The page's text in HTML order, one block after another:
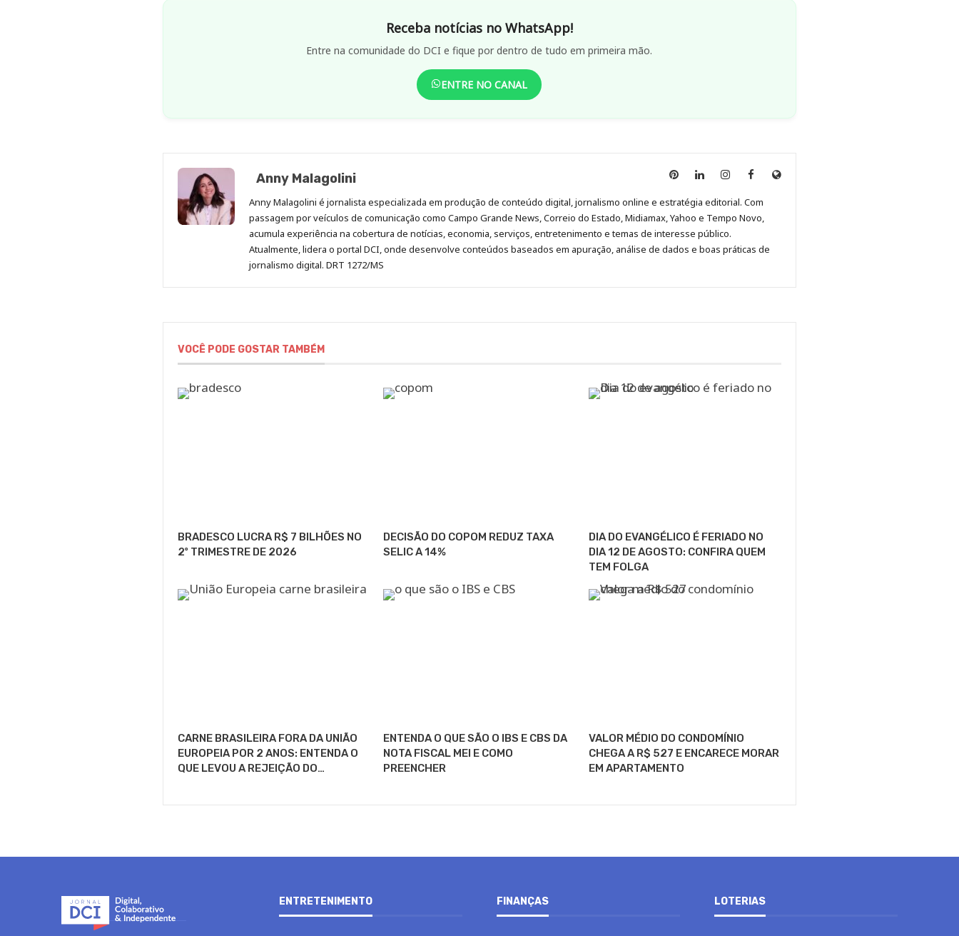
Receba notícias no WhatsApp!
Entre na comunidade do DCI e fique por dentro de tudo em primeira mão.
ENTRE NO CANAL
Anny Malagolini
Anny
no
Pinterest
Anny
no
LinkedIn
Anny
no
Instagram
Anny
no
Facebook
Site
Anny Malagolini é jornalista especializada em produção de conteúdo digital, jornalismo online e estratégia editorial. Com
passagem por veículos de comunicação como Campo Grande News, Correio do Estado, Midiamax, Yahoo e Tempo Novo,
acumula experiência na cobertura de notícias, economia, serviços, entretenimento e temas de interesse público.
Atualmente, lidera o portal DCI, onde desenvolve conteúdos baseados em apuração, análise de dados e boas práticas de
jornalismo digital. DRT 1272/MS
VOCÊ PODE GOSTAR TAMBÉM
BRADESCO LUCRA R$ 7 BILHÕES NO
2º TRIMESTRE DE 2026
DECISÃO DO COPOM REDUZ TAXA
SELIC A 14%
DIA DO EVANGÉLICO É FERIADO NO
DIA 12 DE AGOSTO: CONFIRA QUEM
TEM FOLGA
CARNE BRASILEIRA FORA DA UNIÃO
EUROPEIA POR 2 ANOS: ENTENDA O
QUE LEVOU A REJEIÇÃO DO…
ENTENDA O QUE SÃO O IBS E CBS DA
NOTA FISCAL MEI E COMO
PREENCHER
VALOR MÉDIO DO CONDOMÍNIO
CHEGA A R$ 527 E ENCARECE MORAR
EM APARTAMENTO
ENTRETENIMENTO FINANÇAS LOTERIAS